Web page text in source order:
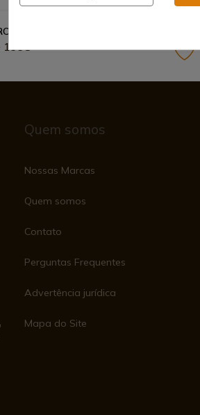
5.5 FIL
1998
Quem somos
Nossas Marcas
Quem somos
Contato
Perguntas Frequentes
Advertência jurídica
Mapa do Site